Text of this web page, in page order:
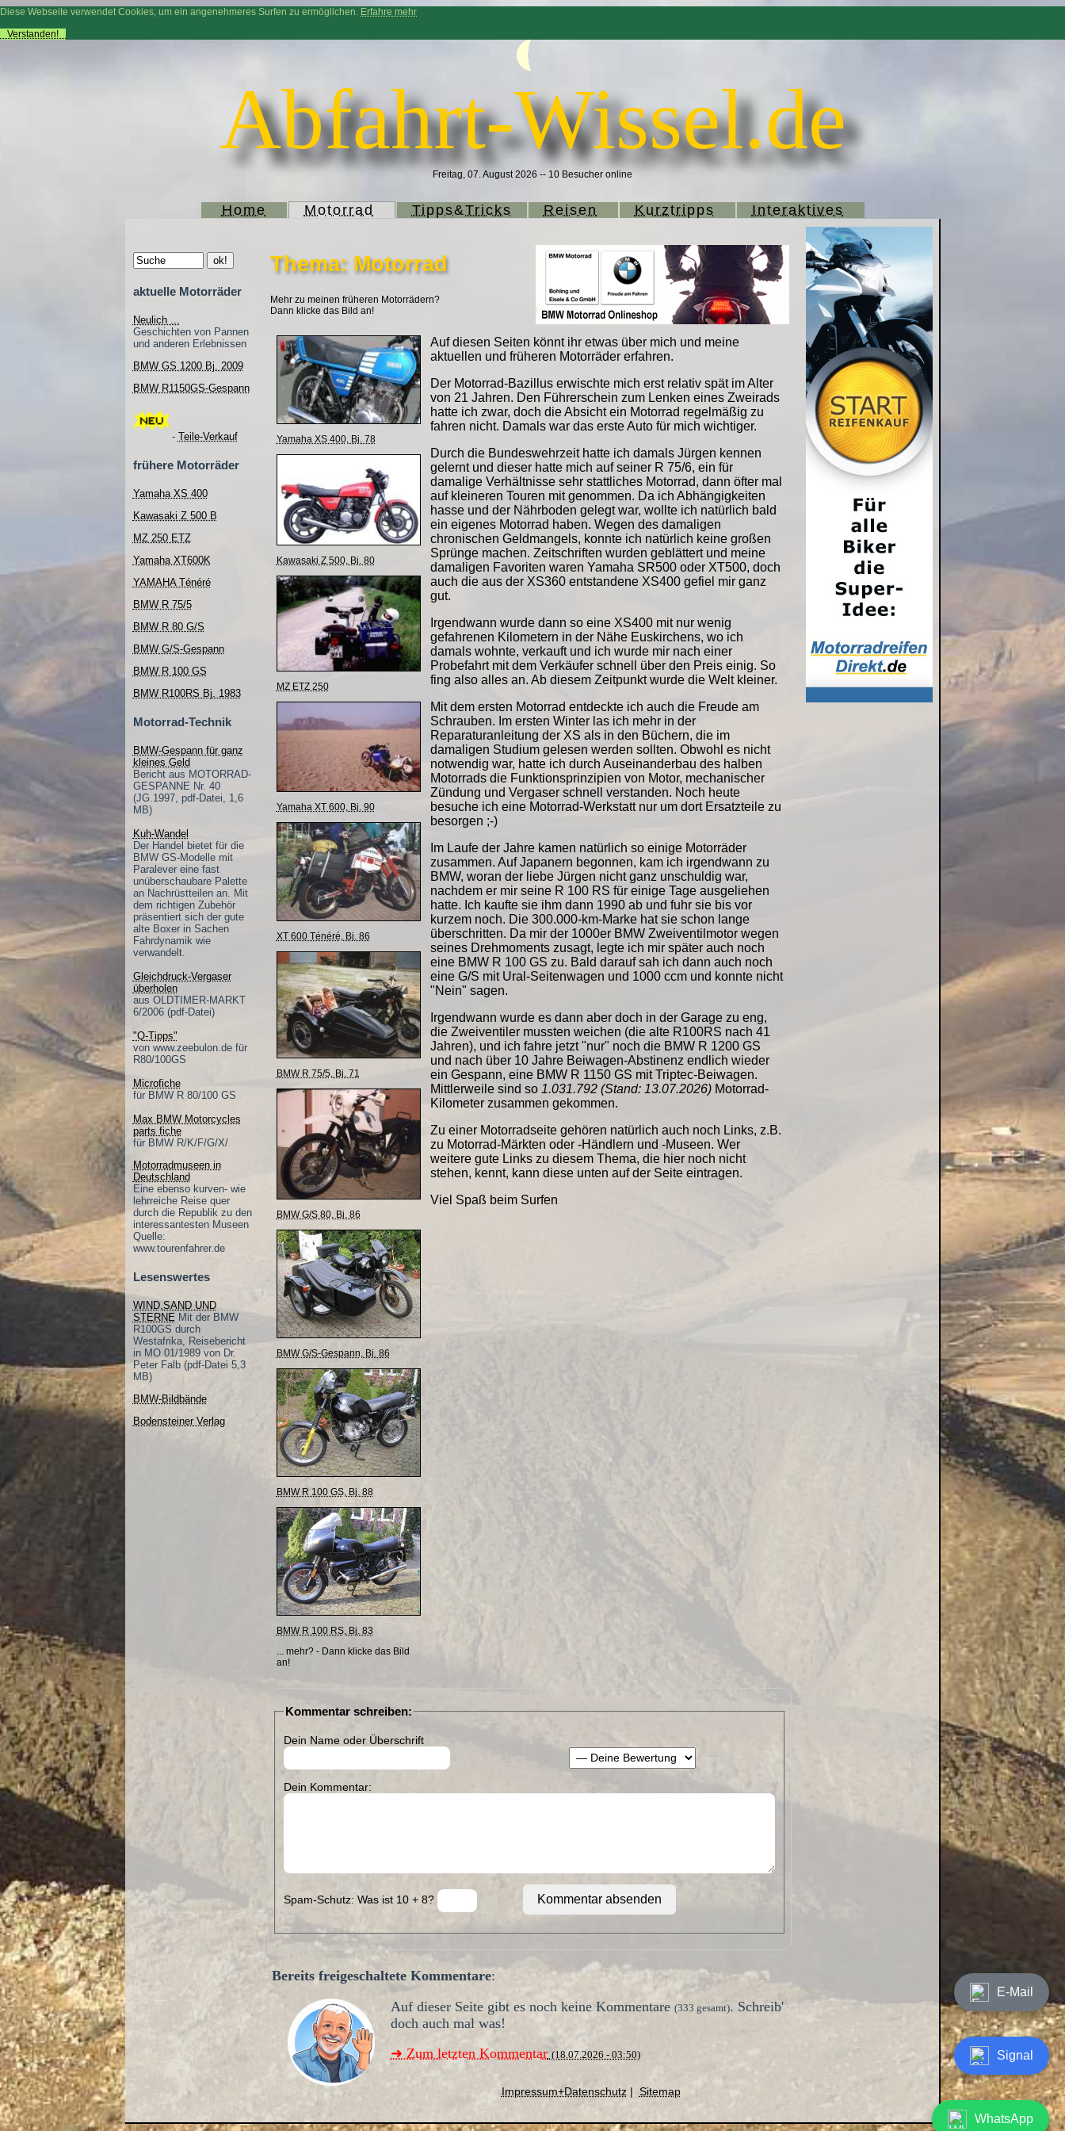
Diese Webseite verwendet Cookies, um ein angenehmeres Surfen zu ermöglichen. Erfahre mehr
Verstanden!
Abfahrt-Wissel.de
Freitag, 07. August 2026 -- 10 Besucher online
Home Motorrad Tipps&Tricks Reisen Kurztripps Interaktives
aktuelle Motorräder
Neulich ...
Geschichten von Pannen
und anderen Erlebnissen
BMW GS 1200 Bj. 2009
BMW R1150GS-Gespann
- Teile-Verkauf
frühere Motorräder
Yamaha XS 400
Kawasaki Z 500 B
MZ 250 ETZ
Yamaha XT600K
YAMAHA Ténéré
BMW R 75/5
BMW R 80 G/S
BMW G/S-Gespann
BMW R 100 GS
BMW R100RS Bj. 1983
Motorrad-Technik
BMW-Gespann für ganz
kleines Geld
Bericht aus MOTORRAD-
GESPANNE Nr. 40
(JG.1997, pdf-Datei, 1,6
MB)
Kuh-Wandel
Der Handel bietet für die
BMW GS-Modelle mit
Paralever eine fast
unüberschaubare Palette
an Nachrüstteilen an. Mit
dem richtigen Zubehör
präsentiert sich der gute
alte Boxer in Sachen
Fahrdynamik wie
verwandelt.
Gleichdruck-Vergaser
überholen
aus OLDTIMER-MARKT
6/2006 (pdf-Datei)
"Q-Tipps"
von www.zeebulon.de für
R80/100GS
Microfiche
für BMW R 80/100 GS
Max BMW Motorcycles
parts fiche
für BMW R/K/F/G/X/
Motorradmuseen in
Deutschland
Eine ebenso kurven- wie
lehrreiche Reise quer
durch die Republik zu den
interessantesten Museen
Quelle:
www.tourenfahrer.de
Lesenswertes
WIND,SAND UND
STERNE Mit der BMW
R100GS durch
Westafrika, Reisebericht
in MO 01/1989 von Dr.
Peter Falb (pdf-Datei 5,3
MB)
BMW-Bildbände
Bodensteiner Verlag
E-Mail
Signal
WhatsApp
Thema: Motorrad
Mehr zu meinen früheren Motorrädern?
Dann klicke das Bild an!
Yamaha XS 400, Bj. 78
Auf diesen Seiten könnt ihr etwas über mich und meine
aktuellen und früheren Motorräder erfahren.
Der Motorrad-Bazillus erwischte mich erst relativ spät im Alter
von 21 Jahren. Den Führerschein zum Lenken eines Zweirads
hatte ich zwar, doch die Absicht ein Motorrad regelmäßig zu
fahren nicht. Damals war das erste Auto für mich wichtiger.
Durch die Bundeswehrzeit hatte ich damals Jürgen kennen
gelernt und dieser hatte mich auf seiner R 75/6, ein für
damalige Verhältnisse sehr stattliches Motorrad, dann öfter mal
auf kleineren Touren mit genommen. Da ich Abhängigkeiten
hasse und der Nährboden gelegt war, wollte ich natürlich bald
ein eigenes Motorrad haben. Wegen des damaligen
chronischen Geldmangels, konnte ich natürlich keine großen
Sprünge machen. Zeitschriften wurden geblättert und meine
damaligen Favoriten waren Yamaha SR500 oder XT500, doch
auch die aus der XS360 entstandene XS400 gefiel mir ganz
gut.
Irgendwann wurde dann so eine XS400 mit nur wenig
gefahrenen Kilometern in der Nähe Euskirchens, wo ich
damals wohnte, verkauft und ich wurde mir nach einer
Probefahrt mit dem Verkäufer schnell über den Preis einig. So
fing also alles an. Ab diesem Zeitpunkt wurde die Welt kleiner.
Mit dem ersten Motorrad entdeckte ich auch die Freude am
Schrauben. Im ersten Winter las ich mehr in der
Reparaturanleitung der XS als in den Büchern, die im
damaligen Studium gelesen werden sollten. Obwohl es nicht
notwendig war, hatte ich durch Auseinanderbau des halben
Motorrads die Funktionsprinzipien von Motor, mechanischer
Zündung und Vergaser schnell verstanden. Noch heute
besuche ich eine Motorrad-Werkstatt nur um dort Ersatzteile zu
besorgen ;-)
Im Laufe der Jahre kamen natürlich so einige Motorräder
zusammen. Auf Japanern begonnen, kam ich irgendwann zu
BMW, woran der liebe Jürgen nicht ganz unschuldig war,
nachdem er mir seine R 100 RS für einige Tage ausgeliehen
hatte. Ich kaufte sie ihm dann 1990 ab und fuhr sie bis vor
kurzem noch. Die 300.000-km-Marke hat sie schon lange
überschritten. Da mir der 1000er BMW Zweiventilmotor wegen
seines Drehmoments zusagt, legte ich mir später auch noch
eine BMW R 100 GS zu. Bald darauf sah ich dann auch noch
eine G/S mit Ural-Seitenwagen und 1000 ccm und konnte nicht
"Nein" sagen.
Irgendwann wurde es dann aber doch in der Garage zu eng,
die Zweiventiler mussten weichen (die alte R100RS nach 41
Jahren), und ich fahre jetzt "nur" noch die BMW R 1200 GS
und nach über 10 Jahre Beiwagen-Abstinenz endlich wieder
ein Gespann, eine BMW R 1150 GS mit Triptec-Beiwagen.
Mittlerweile sind so 1.031.792 (Stand: 13.07.2026)Motorrad-
Kilometer zusammen gekommen.
Zu einer Motorradseite gehören natürlich auch noch Links, z.B.
zu Motorrad-Märkten oder -Händlern und -Museen. Wer
weitere gute Links zu diesem Thema, die hier noch nicht
stehen, kennt, kann diese unten auf der Seite eintragen.
Viel Spaß beim Surfen
Kawasaki Z 500, Bj. 80
MZ ETZ 250
Yamaha XT 600, Bj. 90
XT 600 Ténéré, Bj. 86
BMW R 75/5, Bj. 71
BMW G/S 80, Bj. 86
BMW G/S-Gespann, Bj. 86
BMW R 100 GS, Bj. 88
BMW R 100 RS, Bj. 83
... mehr? - Dann klicke das Bild
an!
Kommentar schreiben:
Dein Name oder Überschrift
Dein Kommentar:
Spam-Schutz: Was ist 10 + 8? Kommentar absenden
Bereits freigeschaltete Kommentare:
Auf dieser Seite gibt es noch keine Kommentare (333 gesamt). Schreib'
doch auch mal was!
➜ Zum letzten Kommentar (18.07.2026 - 03:50)
Impressum+Datenschutz| Sitemap